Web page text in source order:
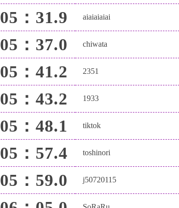
05：31.9 aiaiaiaiai
05：37.0 chiwata
05：41.2 2351
05：43.2 1933
05：48.1 tiktok
05：57.4 toshinori
05：59.0 j50720115